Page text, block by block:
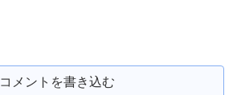
コメントを書き込む